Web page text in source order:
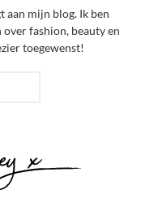
aan mijn blog. Ik ben
fashion, beauty en
toegewenst!